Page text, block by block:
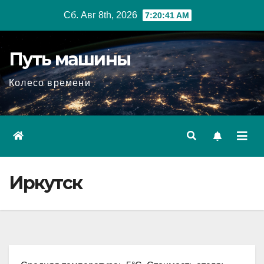
Сб. Авг 8th, 2026 7:20:42 AM
Путь машины
Колесо времени
Иркутск